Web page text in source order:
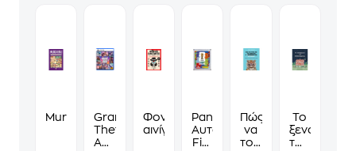
MurdokuGrand
Theft
Auto
Φονικά
αινίγματα
Panini
Αυτοκόλλητα
Fifa
Πώς
να
τους
Το
ξενοδοχείο
των